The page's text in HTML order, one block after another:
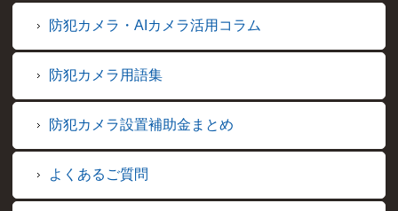
防犯カメラ・AIカメラ活用コラム
防犯カメラ用語集
防犯カメラ設置補助金まとめ
よくあるご質問